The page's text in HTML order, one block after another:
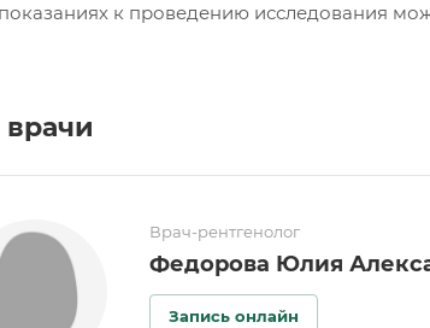
к проведению исследования
Врач-рентгенолог
Федорова Юлия
Запись онлайн